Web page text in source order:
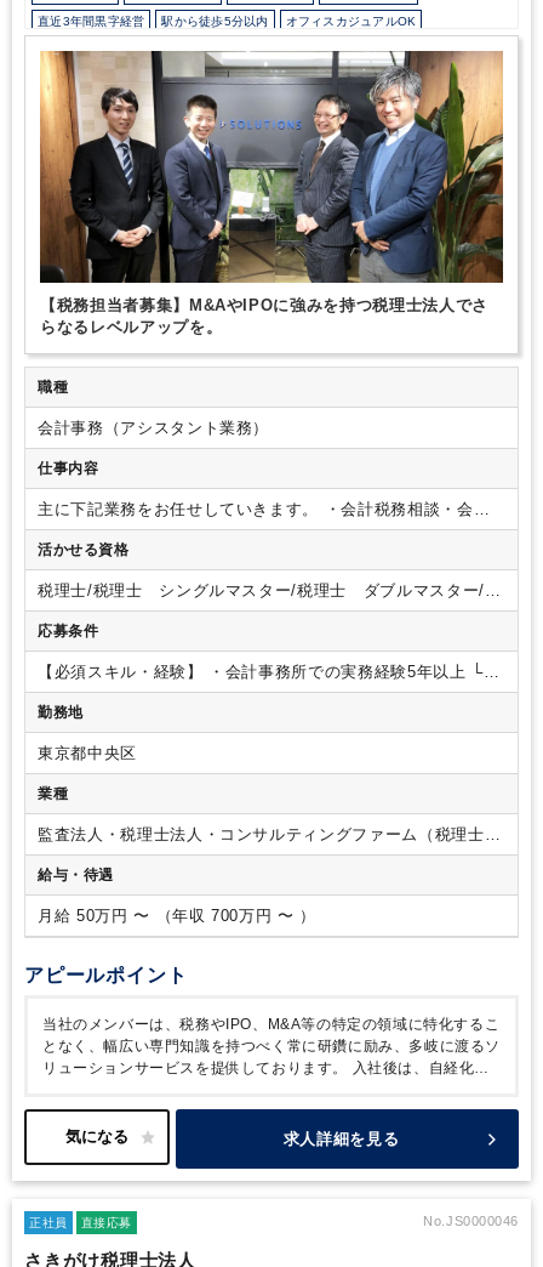
す。【目標3：すべての人に健康と福祉を】社員の健康的な生活
を確保する【目標4：質の高い教育をみんなに】時間と場所の制
約のない研修の機会を提供する事により質の高い教育を提供する
【目標8：働きがいも経済成成長も】デジタル化によって生産性の
向上をはかる
◆ 健康優良企業【銀の認定】◆
弊社は健康保険組合
連合会東京連合会より、健康企業宣言を行い、健康経営健康づくり
の取り組みを積極的に行っている企業として、健康優良企業に認定
され「銀の認定」を取得しました。 ◆事業継続力強化計画 ◆弊社
は経済産業省の認定を受けた「事業継続力強化計画」の計画書をも
とに、感染症や自然災害が発生した場合でも事業の継続を図れる組
織を目指してまいります。【策定BCP】・災害対応BCP ・感染
症対応BCP
直近3年間黒字経営 駅から徒歩5分以内 オフィスカジュアルOK
少人数の職場（所属部門の人数3人以下） 研修・資格取得支援 土日祝休み
年間休日120日以上 総合力（Big４～準大手） 顧客開拓にノウハウあり
独自サービス ダブルライセンス(公認会計士＋税理士等）
【税務担当者募集】M&AやIPOに強みを持つ税理士法人でさ
らなるレベルアップを。
職種
会計事務（アシスタント業務）
仕事内容
主に下記業務をお任せしていきます。
・会計税務相談・会計
データのチェック・クライアントとのコミュニケーション、
経理担当者への指導
事業税、消費税、償却資産税、所得税）の作成
・会計ソフト
導入支援・税務調査の立会い ※なお、スポット業務として以
下の業務に関与する可能性があります
支援・事業計画策定支援・事業承継支援・相続税申告、生前
対策
活かせる資格
税理士/税理士 シングルマスター/税理士 ダブルマスター/税
理士試験 １科目合格/税理士試験 ２科目合格/税理士試験
３科目合格/税理士試験 ４科目合格
応募条件
【必須スキル・経験】 ・会計事務所での実務経験5年以上 └法
人税・消費税に関する税務業務一巡、クライアントとのコミュ
ニケーションを遂行した経験がある方
・税理士または科目合格者
業務の実務経験
勤務地
東京都中央区
業種
監査法人・税理士法人・コンサルティングファーム（税理士法
人）
給与・待遇
月給 50万円 〜 （年収 700万円 〜 ）
アピールポイント
当社のメンバーは、税務やIPO、M&A等の特定の領域に特化するこ
となく、幅広い専門知識を持つべく常に研鑽に励み、多岐に渡るソ
リューションサービスを提供しております。
入社後は、自経化し
告書作成を行っていただきます。 弊社の特徴として、以下の特徴
があります。
・いわゆる単独担当者制を採用しておらず、一つの
が乏しい場合でも気軽に相談し、安心して業務にあたることができ
場会社の会計基準に従った税務処理、グループ通算法人等の幅広い
求人詳細を見る
正社員 直接応募 No.JS0000046
さきがけ税理士法人